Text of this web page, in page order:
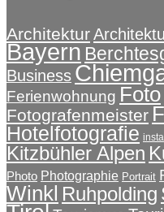
Architektur
Bayern
Business
Ferienwohnung Foto
Fotografenmeister
Hotelfotografie
Kitzbühler Alpen
Photo Photographie Portrait
Winkl Ruhpolding